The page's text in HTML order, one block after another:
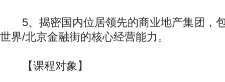
5、揭密国内位居领先的商业地产集团，
世界/北京金融街的核心经营能力。
【课程对象】